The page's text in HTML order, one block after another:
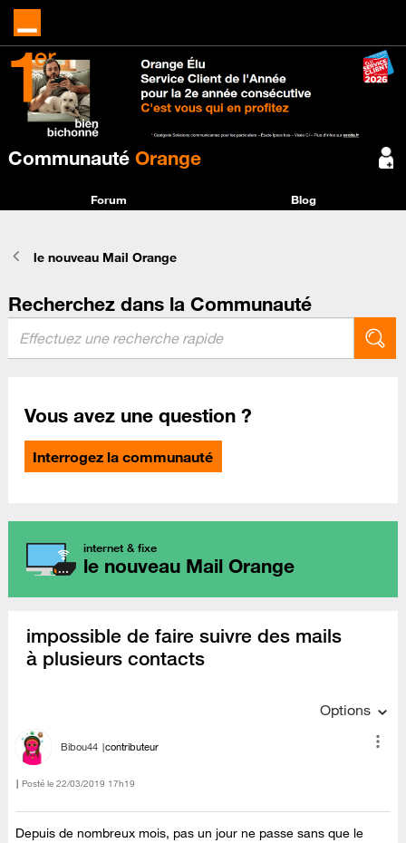
Communauté Orange
Forum Blog
le nouveau Mail Orange
Recherchez dans la Communauté
Vous avez une question ?
Interrogez la communauté
internet & fixe
le nouveau Mail Orange
impossible de faire suivre des mails
à plusieurs contacts
Options
Bibou44 contributeur
Posté le ‎22/03/2019 17h19
Depuis de nombreux mois, pas un jour ne passe sans que le